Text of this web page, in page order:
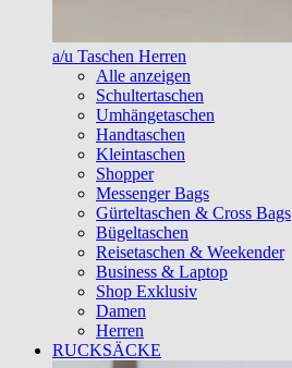
a/u Taschen Herren
Alle anzeigen
Schultertaschen
Umhängetaschen
Handtaschen
Kleintaschen
Shopper
Messenger Bags
Gürteltaschen & Cross Bags
Bügeltaschen
Reisetaschen & Weekender
Business & Laptop
Shop Exklusiv
Damen
Herren
RUCKSÄCKE